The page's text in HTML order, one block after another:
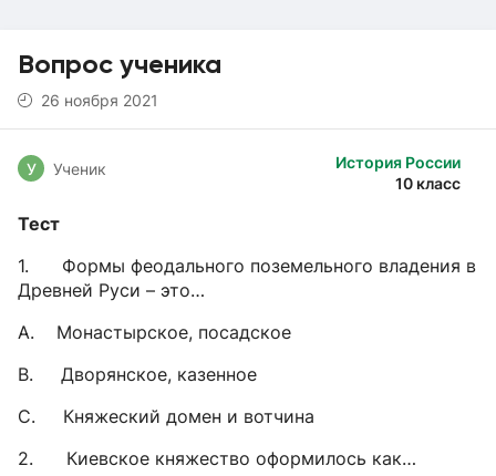
Вопрос ученика
26 ноября 2021
История России
10 класс
У Ученик
Тест
1. Формы феодального поземельного владения в
Древней Руси – это…
A. Монастырское, посадское
B. Дворянское, казенное
C. Княжеский домен и вотчина
2. Киевское княжество оформилось как…